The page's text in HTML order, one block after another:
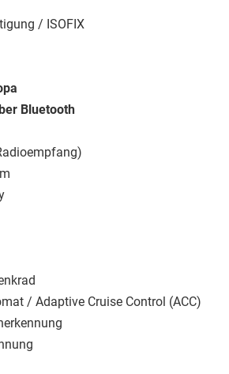
/ ISOFIX
Bluetooth
/ Adaptive Cruise Control (ACC)